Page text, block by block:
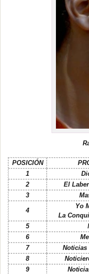
POSICIÓN
1
2
El
3
4
Yo
La
5
6
7
Noticias
8
9